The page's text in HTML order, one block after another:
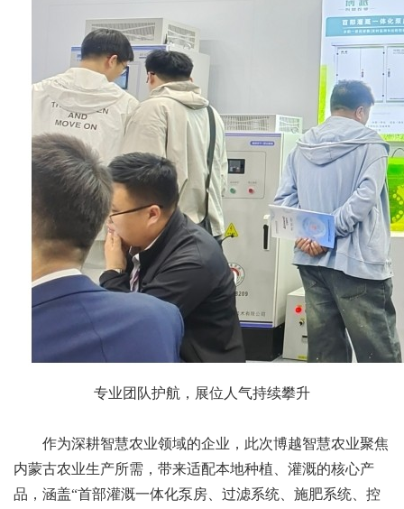
专业团队护航，展位人气持续攀升
作为深耕智慧农业领域的企业，此次博越智慧农业聚焦
内蒙古农业生产所需，带来适配本地种植、灌溉的核心产
品，涵盖“首部灌溉一体化泵房、过滤系统、施肥系统、控